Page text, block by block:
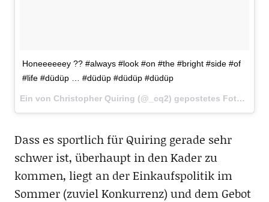
Honeeeeeey ?? #always #look #on #the #bright #side #of
#life #düdüp … #düdüp #düdüp #düdüp
Ein von Christopher Quiring (@_cq2) gepostetes Foto am
Dass es sportlich für Quiring gerade sehr
schwer ist, überhaupt in den Kader zu
kommen, liegt an der Einkaufspolitik im
Sommer (zuviel Konkurrenz) und dem Gebot